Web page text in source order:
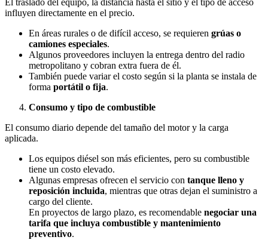
influyen directamente en el precio.
En áreas rurales o de difícil acceso, se requieren grúas o
camiones especiales.
Algunos proveedores incluyen la entrega dentro del radio
metropolitano y cobran extra fuera de él.
También puede variar el costo según si la planta se instala de
forma portátil o fija.
Consumo y tipo de combustible
El consumo diario depende del tamaño del motor y la carga
aplicada.
Los equipos diésel son más eficientes, pero su combustible
tiene un costo elevado.
Algunas empresas ofrecen el servicio con tanque lleno y
reposición incluida, mientras que otras dejan el suministro a
cargo del cliente.
En proyectos de largo plazo, es recomendable negociar una
tarifa que incluya combustible y mantenimiento
preventivo.